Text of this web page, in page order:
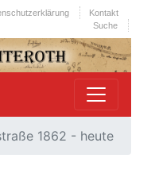
Kontakt
Suche
1862 - heute